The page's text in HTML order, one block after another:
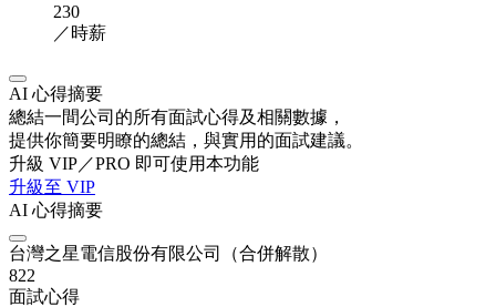
230
／時薪
AI 心得摘要
總結一間公司的所有面試心得及相關數據，
提供你簡要明瞭的總結，與實用的面試建議。
升級 VIP／PRO 即可使用本功能
升級至 VIP
AI 心得摘要
台灣之星電信股份有限公司（合併解散）
822
面試心得